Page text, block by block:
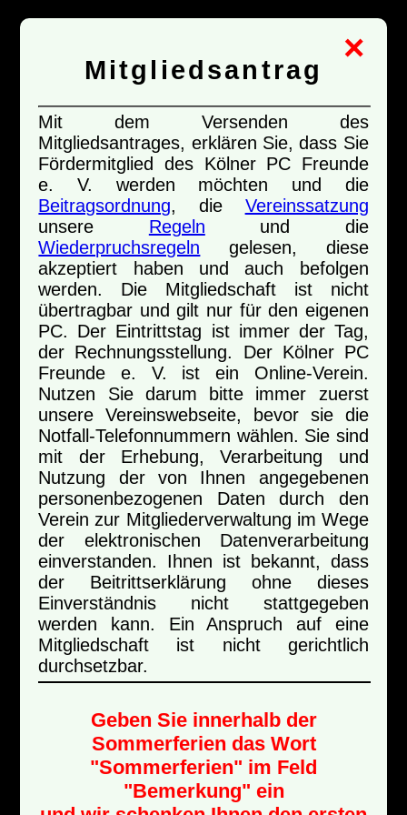
×
Mitgliedsantrag
Mit dem Versenden des
Mitgliedsantrages, erklären Sie, dass Sie
Fördermitglied des Kölner PC Freunde
e. V. werden möchten und die
Beitragsordnung, die Vereinssatzung
unsere Regeln und die
Wiederpruchsregeln gelesen, diese
akzeptiert haben und auch befolgen
werden. Die Mitgliedschaft ist nicht
übertragbar und gilt nur für den eigenen
PC. Der Eintrittstag ist immer der Tag,
der Rechnungsstellung. Der Kölner PC
Freunde e. V. ist ein Online-Verein.
Nutzen Sie darum bitte immer zuerst
unsere Vereinswebseite, bevor sie die
Notfall-Telefonnummern wählen. Sie sind
mit der Erhebung, Verarbeitung und
Nutzung der von Ihnen angegebenen
personenbezogenen Daten durch den
Verein zur Mitgliederverwaltung im Wege
der elektronischen Datenverarbeitung
einverstanden. Ihnen ist bekannt, dass
der Beitrittserklärung ohne dieses
Einverständnis nicht stattgegeben
werden kann. Ein Anspruch auf eine
Mitgliedschaft ist nicht gerichtlich
durchsetzbar.
Geben Sie innerhalb der
Sommerferien das Wort
"Sommerferien" im Feld
"Bemerkung" ein